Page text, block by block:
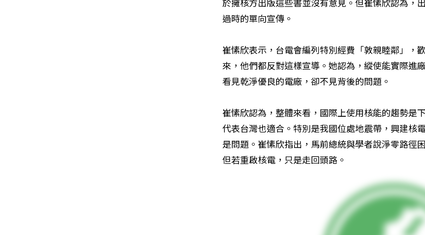
於擁核方出版這些書並沒有意見。但崔愫欣認為，
過時的單向宣傳。
崔愫欣表示，台電會編列特別經費「敦親睦鄰」，
來，他們都反對這樣宣導。她認為，縱使能實際進
看見乾淨優良的電廠，卻不見背後的問題。
崔愫欣認為，整體來看，國際上使用核能的趨勢是
代表台灣也適合。特別是我國位處地震帶，興建核
是問題。崔愫欣指出，馬前總統與學者說淨零路徑
但若重啟核電，只是走回頭路。